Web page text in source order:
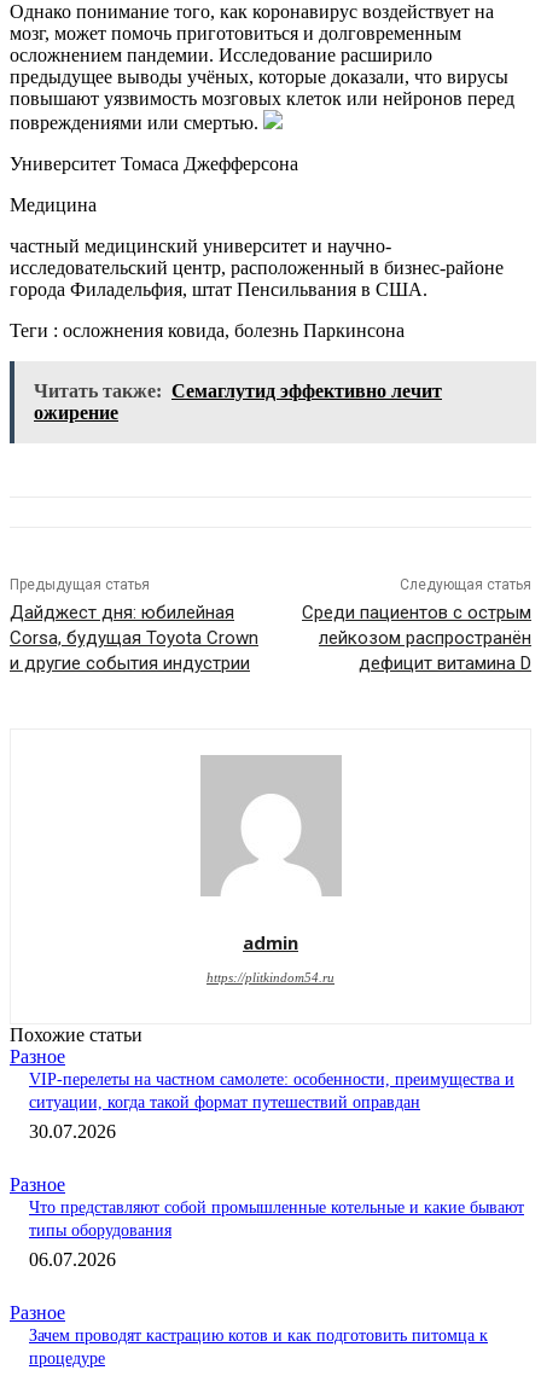
Однако понимание того, как коронавирус воздействует на
мозг, может помочь приготовиться и долговременным
осложнением пандемии. Исследование расширило
предыдущее выводы учёных, которые доказали, что вирусы
повышают уязвимость мозговых клеток или нейронов перед
повреждениями или смертью.
Университет Томаса Джефферсона
Медицина
частный медицинский университет и научно-
исследовательский центр, расположенный в бизнес-районе
города Филадельфия, штат Пенсильвания в США.
Теги : осложнения ковида, болезнь Паркинсона
Читать также: Семаглутид эффективно лечит
ожирение
Предыдущая статья
Дайджест дня: юбилейная
Corsa, будущая Toyota Crown
и другие события индустрии
Следующая статья
Среди пациентов с острым
лейкозом распространён
дефицит витамина D
admin
https://plitkindom54.ru
Похожие статьи
Разное
VIP-перелеты на частном самолете: особенности, преимущества и
ситуации, когда такой формат путешествий оправдан
30.07.2026
Разное
Что представляют собой промышленные котельные и какие бывают
типы оборудования
06.07.2026
Разное
Зачем проводят кастрацию котов и как подготовить питомца к
процедуре